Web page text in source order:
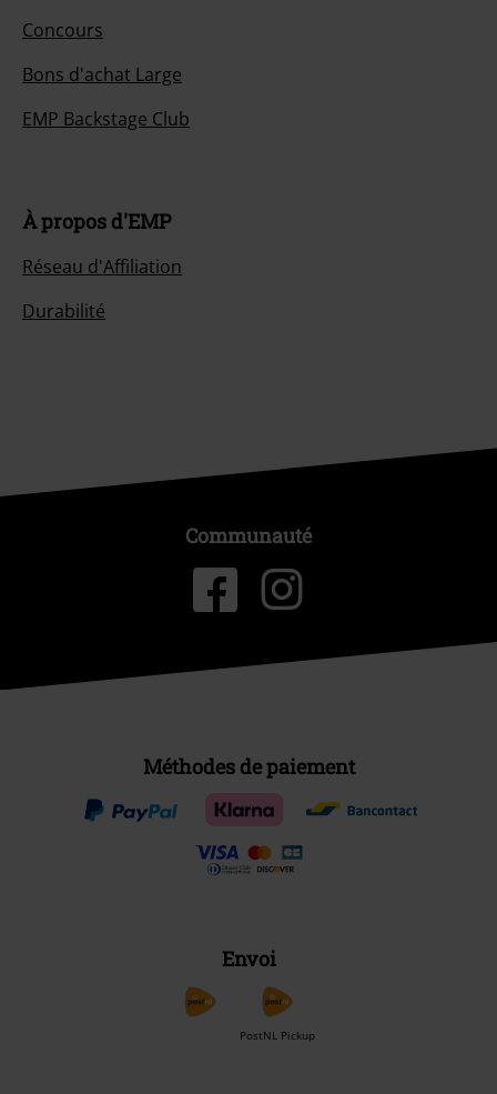
Concours
Bons d'achat Large
EMP Backstage Club
À propos d'EMP
Réseau d'Affiliation
Durabilité
Communauté
Méthodes de paiement
Envoi
PostNL Pickup